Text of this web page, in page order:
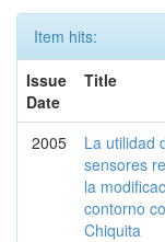
Item hits:
Issue
Date
Title
2005
La utilidad
sensores
la
contorno
Chiquita